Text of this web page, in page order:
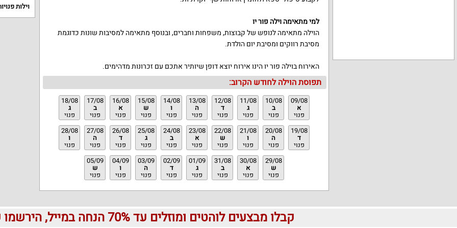
למי מתאימה וילה פור יו
הוילה מתאימה לנופש של קבוצות, משפחות וחברים, ובנוסף מתאימה למסיבות שונות כדוגמת
מסיבת רווקים ומסיבת יום הולדת.
האירוח בוילה פור יו הינו אירוח יוצא דופן שיותיר אתכם עם זכרונות מדהימים.
תפוסת הוילה לחודש הקרוב:
09/08
א
פנוי
10/08
ב
פנוי
11/08
ג
פנוי
12/08
ד
פנוי
13/08
ה
פנוי
14/08
ו
פנוי
15/08
ש
פנוי
16/08
א
פנוי
17/08
ב
פנוי
18/08
ג
פנוי
19/08
ד
פנוי
20/08
ה
פנוי
21/08
ו
פנוי
22/08
ש
פנוי
23/08
א
פנוי
24/08
ב
פנוי
25/08
ג
פנוי
26/08
ד
פנוי
27/08
ה
פנוי
28/08
ו
פנוי
29/08
ש
פנוי
30/08
א
פנוי
31/08
ב
פנוי
01/09
ג
פנוי
02/09
ד
פנוי
03/09
ה
פנוי
04/09
ו
פנוי
05/09
ש
פנוי
וילות
קבלו מבצעים לוהטים ומוזלים עד 70% הנחה במייל, הירשמו עכשיו בחינם: